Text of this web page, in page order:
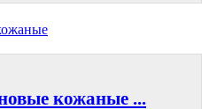
кожаные ...